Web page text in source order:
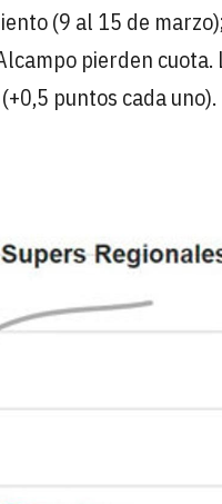
(9 al 15 de
pierden cuota.
(+0,5 puntos cada uno).